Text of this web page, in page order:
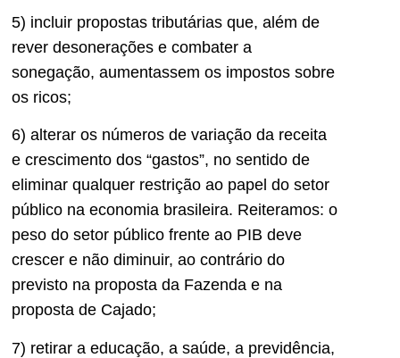
5) incluir propostas tributárias que, além de
rever desonerações e combater a
sonegação, aumentassem os impostos sobre
os ricos;
6) alterar os números de variação da receita
e crescimento dos “gastos”, no sentido de
eliminar qualquer restrição ao papel do setor
público na economia brasileira. Reiteramos: o
peso do setor público frente ao PIB deve
crescer e não diminuir, ao contrário do
previsto na proposta da Fazenda e na
proposta de Cajado;
7) retirar a educação, a saúde, a previdência,